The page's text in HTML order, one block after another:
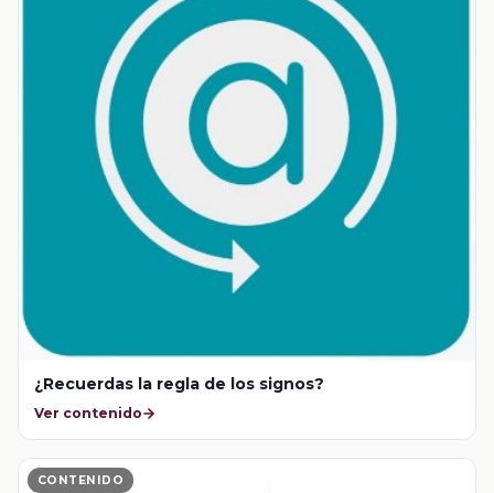
¿Recuerdas la regla de los signos?
Ver contenido
CONTENIDO